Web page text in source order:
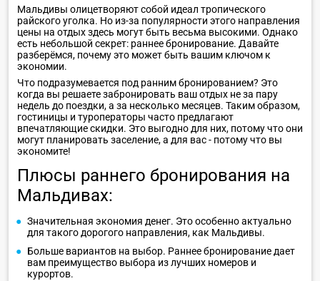
Мальдивы олицетворяют собой идеал тропического
райского уголка. Но из-за популярности этого направления
цены на отдых здесь могут быть весьма высокими. Однако
есть небольшой секрет: раннее бронирование. Давайте
разберёмся, почему это может быть вашим ключом к
экономии.
Что подразумевается под ранним бронированием? Это
когда вы решаете забронировать ваш отдых не за пару
недель до поездки, а за несколько месяцев. Таким образом,
гостиницы и туроператоры часто предлагают
впечатляющие скидки. Это выгодно для них, потому что они
могут планировать заселение, а для вас - потому что вы
экономите!
Плюсы раннего бронирования на
Мальдивах:
Значительная экономия денег. Это особенно актуально
для такого дорогого направления, как Мальдивы.
Больше вариантов на выбор. Раннее бронирование дает
вам преимущество выбора из лучших номеров и
курортов.